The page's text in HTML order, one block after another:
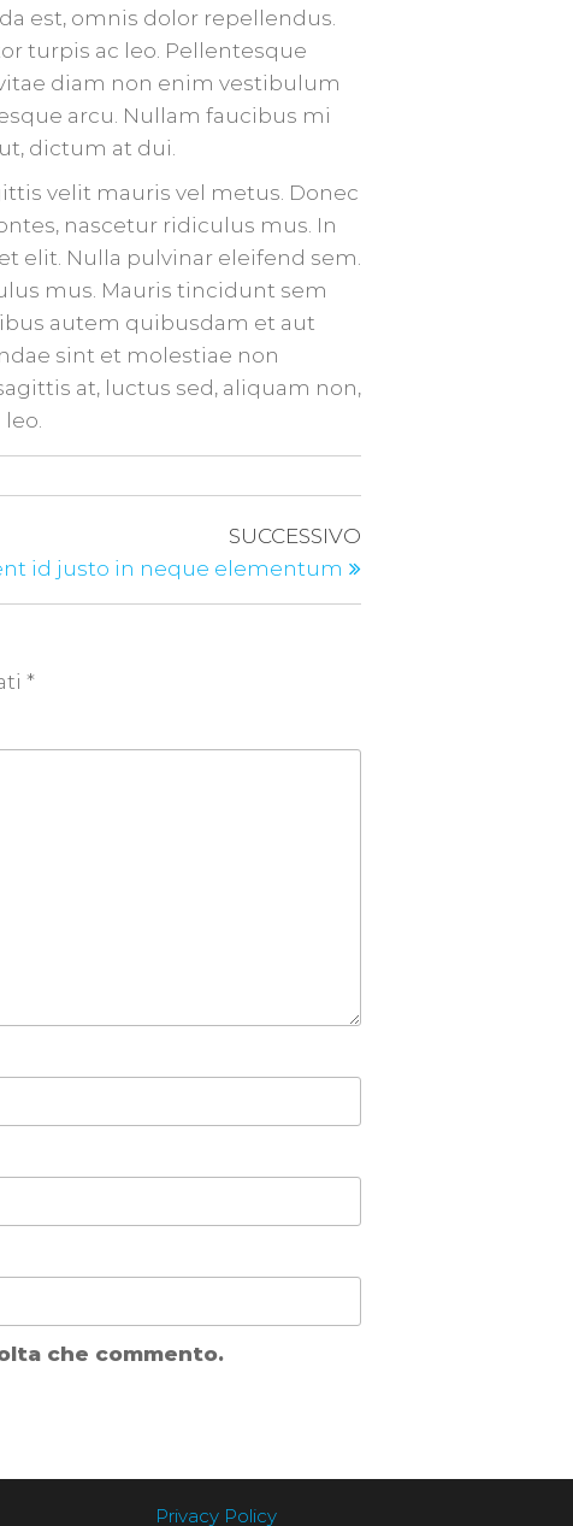
est, omnis dolor repellendus.
turpis ac leo. Pellentesque
diam non enim vestibulum
arcu. Nullam faucibus mi
dictum at dui.
velit mauris vel metus. Donec
nascetur ridiculus mus. In
elit. Nulla pulvinar eleifend sem.
mus. Mauris tincidunt sem
autem quibusdam et aut
sint et molestiae non
at, luctus sed, aliquam non,
SUCCESSIVO
id justo in neque elementum
*
che commento.
Privacy Policy